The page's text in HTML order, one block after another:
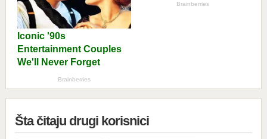
Šta čitaju drugi korisnici